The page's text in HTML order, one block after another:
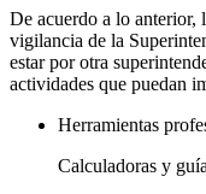
De acuerdo a lo anterior,
vigilancia de la
estar por otra
actividades que puedan
Herramientas
Calculadoras y